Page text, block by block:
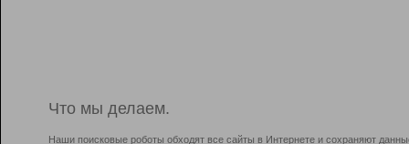
Что мы делаем.
Наши поисковые роботы обходят все сайты в Интернете и сохраняют